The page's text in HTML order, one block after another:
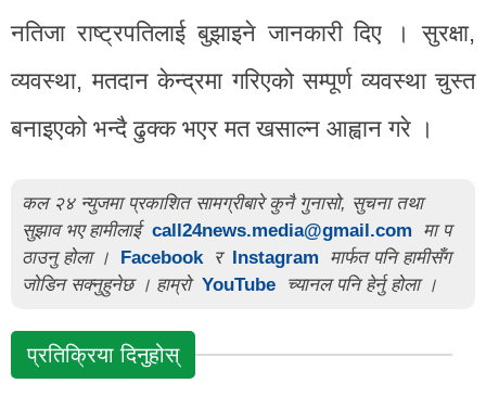
नतिजा राष्ट्रपतिलाई बुझाइने जानकारी दिए । सुरक्षा,
व्यवस्था, मतदान केन्द्रमा गरिएको सम्पूर्ण व्यवस्था चुस्त
बनाइएको भन्दै ढुक्क भएर मत खसाल्न आह्वान गरे ।
कल २४ न्युजमा प्रकाशित सामग्रीबारे कुनै गुनासो, सुचना तथा
सुझाव भए हामीलाई call24news.media@gmail.com
मा प
ठाउनु होला ।
Facebook र Instagram
मार्फत पनि हामीसँग
जोडिन सक्नुहुनेछ । हाम्रो YouTube च्यानल पनि हेर्नु होला ।
प्रतिक्रिया दिनुहोस्